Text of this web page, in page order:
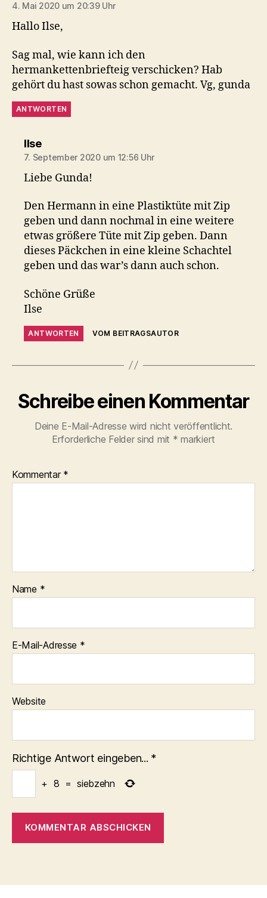
4. Mai 2020 um 20:39 Uhr
Hallo Ilse,
Sag mal, wie kann ich den
hermankettenbriefteig verschicken? Hab
gehört du hast sowas schon gemacht. Vg, gunda
ANTWORTEN
Ilsesagt:
7. September 2020 um 12:56 Uhr
Liebe Gunda!
Den Hermann in eine Plastiktüte mit Zip
geben und dann nochmal in eine weitere
etwas größere Tüte mit Zip geben. Dann
dieses Päckchen in eine kleine Schachtel
geben und das war’s dann auch schon.
Schöne Grüße
Ilse
ANTWORTEN VOM BEITRAGSAUTOR
Schreibe einen Kommentar
Deine E-Mail-Adresse wird nicht veröffentlicht.
Erforderliche Felder sind mit * markiert
Kommentar *
Name *
E-Mail-Adresse *
Website
Richtige Antwort eingeben... *
+ 8 = siebzehn